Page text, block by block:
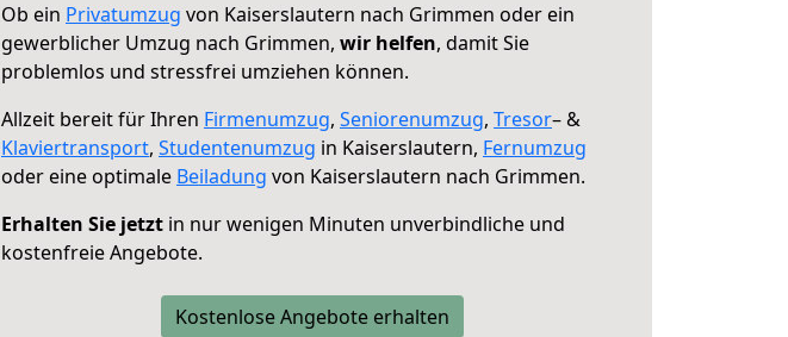
Ob ein Privatumzug von Kaiserslautern nach Grimmen oder ein
gewerblicher Umzug nach Grimmen, wir helfen, damit Sie
problemlos und stressfrei umziehen können.
Allzeit bereit für Ihren Firmenumzug, Seniorenumzug, Tresor– &
Klaviertransport, Studentenumzug in Kaiserslautern, Fernumzug
oder eine optimale Beiladung von Kaiserslautern nach Grimmen.
Erhalten Sie jetzt in nur wenigen Minuten unverbindliche und
kostenfreie Angebote.
Kostenlose Angebote erhalten